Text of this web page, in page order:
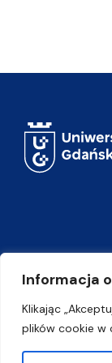
Informacja
Klikając
plików cookie w